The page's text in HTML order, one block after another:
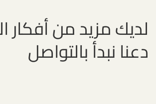
لديك مزيد من أفكار
دعنا نبدأ بالتواصل